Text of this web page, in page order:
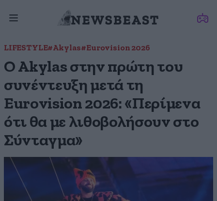
LIFESTYLE#Akylas#Eurovision 2026
Ο Akylas στην πρώτη του
συνέντευξη μετά τη
Eurovision 2026: «Περίμενα
ότι θα με λιθοβολήσουν στο
Σύνταγμα»